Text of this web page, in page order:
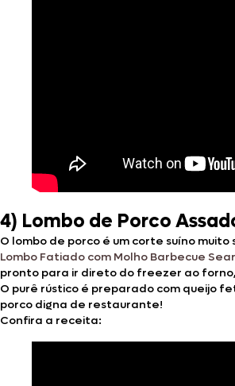
4) Lombo de Porco
O lombo de porco é um corte suíno
Lombo Fatiado com Molho Barbecue
pronto para ir direto do freezer ao
O purê rústico é preparado com queijo
porco digna de restaurante!
Confira a receita: